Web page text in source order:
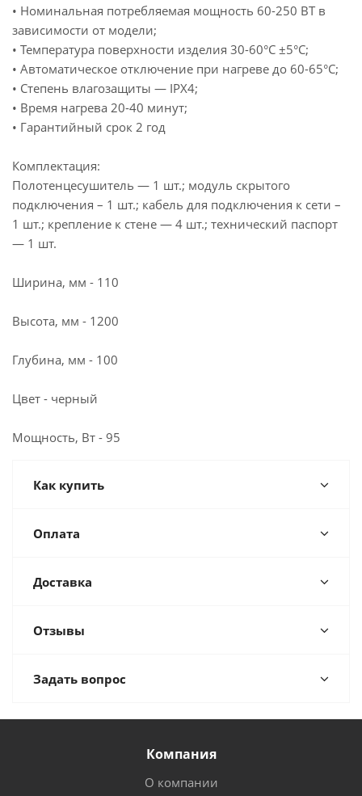
• Номинальная потребляемая мощность 60-250 ВТ в
зависимости от модели;
• Температура поверхности изделия 30-60°С ±5°С;
• Автоматическое отключение при нагреве до 60-65°С;
• Степень влагозащиты — IPX4;
• Время нагрева 20-40 минут;
• Гарантийный срок 2 год
Комплектация:
Полотенцесушитель — 1 шт.; модуль скрытого
подключения – 1 шт.; кабель для подключения к сети –
1 шт.; крепление к стене — 4 шт.; технический паспорт
— 1 шт.
Ширина, мм - 110
Высота, мм - 1200
Глубина, мм - 100
Цвет - черный
Мощность, Вт - 95
Как купить
Оплата
Доставка
Отзывы
Задать вопрос
Компания
О компании